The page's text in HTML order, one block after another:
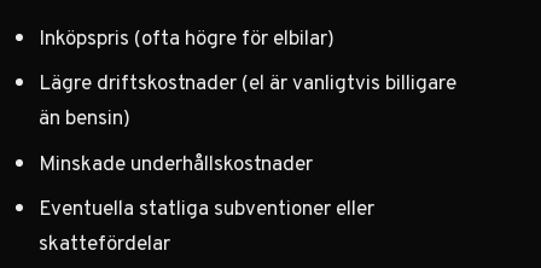
Inköpspris (ofta högre för elbilar)
Lägre driftskostnader (el är vanligtvis billigare
än bensin)
Minskade underhållskostnader
Eventuella statliga subventioner eller
skattefördelar